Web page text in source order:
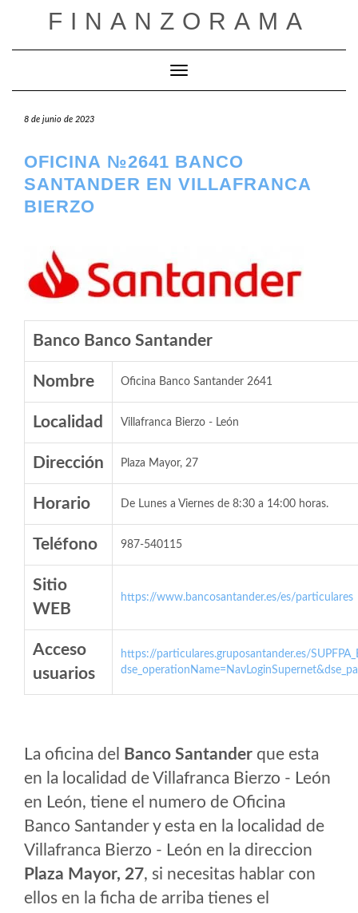
FINANZORAMA
Cambiar modo de navegación
8 de junio de 2023
OFICINA №2641 BANCO
SANTANDER EN VILLAFRANCA
BIERZO
Banco Banco Santander
Nombre Oficina Banco Santander 2641
Localidad Villafranca Bierzo - León
Dirección Plaza Mayor, 27
Horario De Lunes a Viernes de 8:30 a 14:00 horas.
Teléfono 987-540115
Sitio
WEB
https://www.bancosantander.es/es/particulares
Acceso
usuarios
https://particulares.gruposantander.es/
La oficina del Banco Santander que esta
en la localidad de Villafranca Bierzo - León
en León, tiene el numero de Oficina
Banco Santander y esta en la localidad de
Villafranca Bierzo - León en la direccion
Plaza Mayor, 27, si necesitas hablar con
ellos en la ficha de arriba tienes el